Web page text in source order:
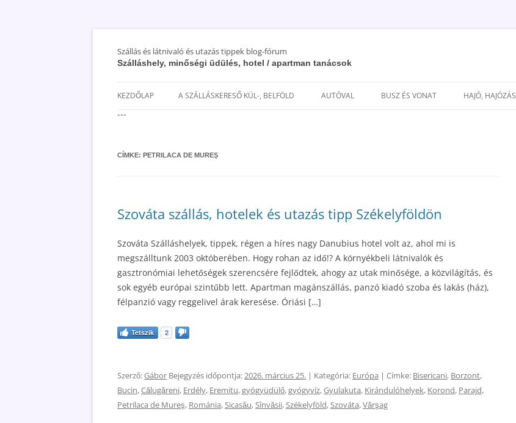
Szállás és látnivaló és utazás tippek blog-fórum
Szálláshely, minőségi üdülés, hotel / apartman tanácsok
a
KEZDŐLAP A SZÁLLÁSKERESŐ KÜL-, BELFÖLD AUTÓVAL BUSZ ÉS VONAT HAJÓ, HAJÓZÁS
---
CÍMKE: PETRILACA DE MUREŞ
Szováta szállás, hotelek és utazás tipp Székelyföldön
Szováta Szálláshelyek, tippek, régen a híres nagy Danubius hotel volt az, ahol mi is
megszálltunk 2003 októberében. Hogy rohan az idő!? A környékbeli látnivalók és
gasztronómiai lehetőségek szerencsére fejlődtek, ahogy az utak minősége, a közvilágítás, és
sok egyéb európai szintűbb lett. Apartman magánszállás, panzó kiadó szoba és lakás (ház),
félpanzió vagy reggelivel árak keresése. Óriási […]
Tetszik 2
Szerző:Gábor Bejegyzés időpontja:2026. március 25. | Kategória: Európa | Címke: Bisericani, Borzont,
Bucin,Călugăreni, Erdély, Eremitu,gyógyüdülő,gyógyvíz,Gyulakuta, Kirándulóhelyek, Korond, Parajd,
Petrilaca de Mureş, Románia,Sicasău,Sînvăsii,Székelyföld,Szováta,Vărşag